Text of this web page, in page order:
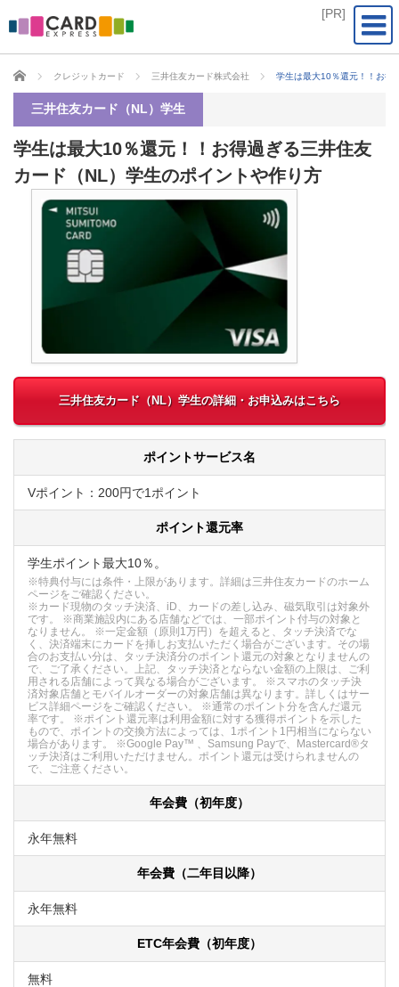
CARD EXPRESSクレジットカード 三井住友カード株式会社 学生は最大10％還元！！お得
三井住友カード（NL）学生
学生は最大10％還元！！お得過ぎる三井住友
カード（NL）学生のポイントや作り方
三井住友カード（NL）学生の詳細・お申込みはこちら
ポイントサービス名
Vポイント：200円で1ポイント
ポイント還元率
学生ポイント最大10％。
※特典付与には条件・上限があります。詳細は三井住友カードのホーム
ページをご確認ください。
※カード現物のタッチ決済、iD、カードの差し込み、磁気取引は対象外
です。 ※商業施設内にある店舗などでは、一部ポイント付与の対象と
なりません。 ※一定金額（原則1万円）を超えると、タッチ決済でな
く、決済端末にカードを挿しお支払いただく場合がございます。その場
合のお支払い分は、タッチ決済分のポイント還元の対象となりませんの
で、ご了承ください。上記、タッチ決済とならない金額の上限は、ご利
用される店舗によって異なる場合がございます。 ※スマホのタッチ決
済対象店舗とモバイルオーダーの対象店舗は異なります。詳しくはサー
ビス詳細ページをご確認ください。 ※通常のポイント分を含んだ還元
率です。 ※ポイント還元率は利用金額に対する獲得ポイントを示した
もので、ポイントの交換方法によっては、1ポイント1円相当にならない
場合があります。 ※Google Pay™ 、Samsung Payで、Mastercard®タ
ッチ決済はご利用いただけません。ポイント還元は受けられませんの
で、ご注意ください。
年会費（初年度）
永年無料
年会費（二年目以降）
永年無料
ETC年会費（初年度）
無料